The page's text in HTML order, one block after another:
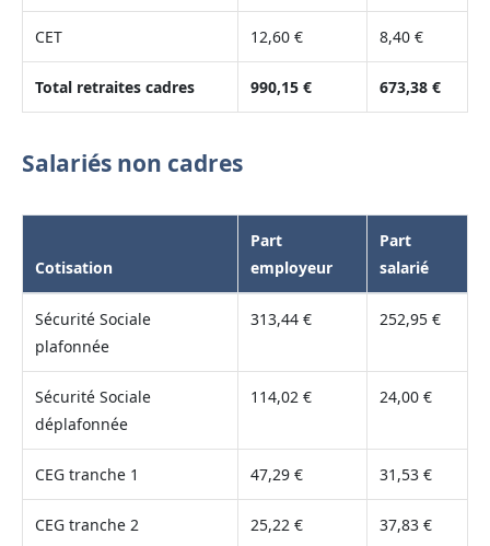
CET 12,60 € 8,40 €
Total retraites cadres 990,15 € 673,38 €
Salariés non cadres
Cotisation
Part
employeur
Part
salarié
Sécurité Sociale
plafonnée
313,44 € 252,95 €
Sécurité Sociale
déplafonnée
114,02 € 24,00 €
CEG tranche 1 47,29 € 31,53 €
CEG tranche 2 25,22 € 37,83 €